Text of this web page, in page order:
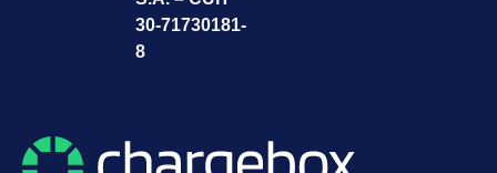
30-71730181-
8